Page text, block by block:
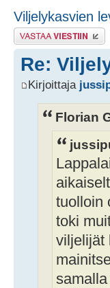
Viljelykasvien
Lähetä vastaus
Re:
Kirjoittaja
Florian
tuolloin
toki
viljelijät